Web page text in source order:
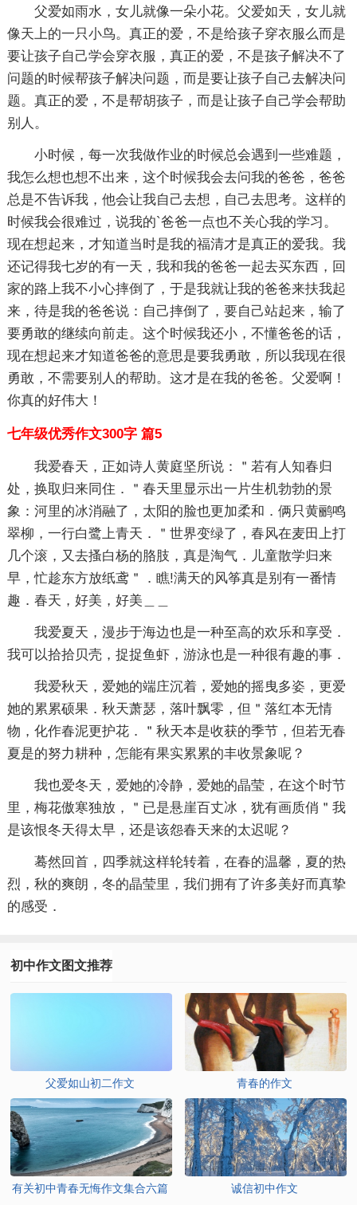
父爱如雨水，女儿就像一朵小花。父爱如天，女儿就
像天上的一只小鸟。真正的爱，不是给孩子穿衣服么而是
要让孩子自己学会穿衣服，真正的爱，不是孩子解决不了
问题的时候帮孩子解决问题，而是要让孩子自己去解决问
题。真正的爱，不是帮胡孩子，而是让孩子自己学会帮助
别人。
小时候，每一次我做作业的时候总会遇到一些难题，
我怎么想也想不出来，这个时候我会去问我的爸爸，爸爸
总是不告诉我，他会让我自己去想，自己去思考。这样的
时候我会很难过，说我的`爸爸一点也不关心我的学习。
现在想起来，才知道当时是我的福清才是真正的爱我。我
还记得我七岁的有一天，我和我的爸爸一起去买东西，回
家的路上我不小心摔倒了，于是我就让我的爸爸来扶我起
来，待是我的爸爸说：自己摔倒了，要自己站起来，输了
要勇敢的继续向前走。这个时候我还小，不懂爸爸的话，
现在想起来才知道爸爸的意思是要我勇敢，所以我现在很
勇敢，不需要别人的帮助。这才是在我的爸爸。父爱啊！
你真的好伟大！
七年级优秀作文300字 篇5
我爱春天，正如诗人黄庭坚所说：＂若有人知春归
处，换取归来同住．＂春天里显示出一片生机勃勃的景
象：河里的冰消融了，太阳的脸也更加柔和．俩只黄鹂鸣
翠柳，一行白鹭上青天．＂世界变绿了，春风在麦田上打
几个滚，又去搔白杨的胳肢，真是淘气．儿童散学归来
早，忙趁东方放纸鸢＂．瞧!满天的风筝真是别有一番情
趣．春天，好美，好美＿＿
我爱夏天，漫步于海边也是一种至高的欢乐和享受．
我可以拾拾贝壳，捉捉鱼虾，游泳也是一种很有趣的事．
我爱秋天，爱她的端庄沉着，爱她的摇曳多姿，更爱
她的累累硕果．秋天萧瑟，落叶飘零，但＂落红本无情
物，化作春泥更护花．＂秋天本是收获的季节，但若无春
夏是的努力耕种，怎能有果实累累的丰收景象呢？
我也爱冬天，爱她的冷静，爱她的晶莹，在这个时节
里，梅花傲寒独放，＂已是悬崖百丈冰，犹有画质俏＂我
是该恨冬天得太早，还是该怨春天来的太迟呢？
蓦然回首，四季就这样轮转着，在春的温馨，夏的热
烈，秋的爽朗，冬的晶莹里，我们拥有了许多美好而真挚
的感受．
初中作文图文推荐
父爱如山初二作文 青春的作文
有关初中青春无悔作文集合六篇 诚信初中作文